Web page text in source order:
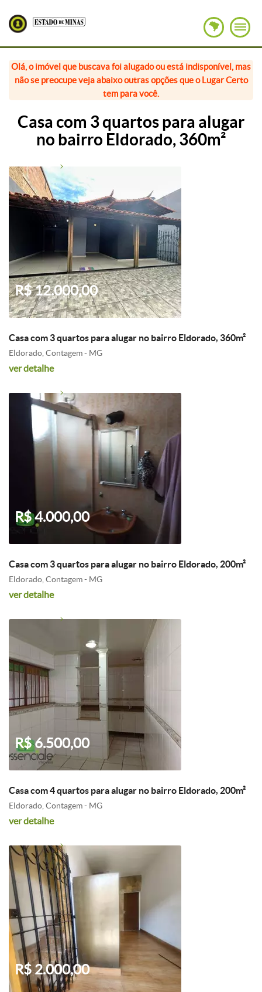
Olá, o imóvel que buscava foi alugado ou está indisponível, mas
não se preocupe veja abaixo outras opções que o Lugar Certo
tem para você.
Casa com 3 quartos para alugar
no bairro Eldorado, 360m²
R$ 12.000,00
Casa com 3 quartos para alugar no bairro Eldorado, 360m²
Eldorado, Contagem - MG
ver detalhe
R$ 4.000,00
Casa com 3 quartos para alugar no bairro Eldorado, 200m²
Eldorado, Contagem - MG
ver detalhe
R$ 6.500,00
Casa com 4 quartos para alugar no bairro Eldorado, 200m²
Eldorado, Contagem - MG
ver detalhe
R$ 2.000,00